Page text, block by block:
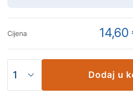
Cijena 14,60
Dodaj u